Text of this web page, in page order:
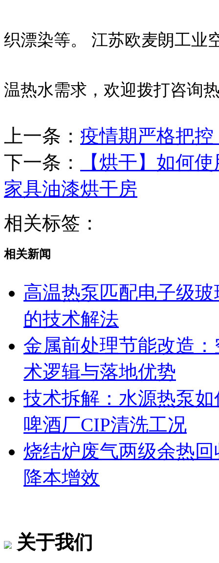
织漂染等。 江苏欧麦朗工业
温热水需求，欢迎拨打咨询
上一条： 疫情期严格把
下一条：
【烘干】如何
家具油漆烘干房
相关标签：
相关新闻
高温热泵匹配电子级
的技术解法
金属前处理节能改造
术逻辑与落地优势
技术拆解：水源热泵
啤酒厂CIP清洗工况
烧结炉废气两级余热
降本增效
关于我们